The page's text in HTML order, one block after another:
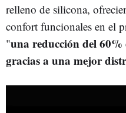
relleno de silicona,
confort funcionales en el
"una reducción del
gracias a una mejor